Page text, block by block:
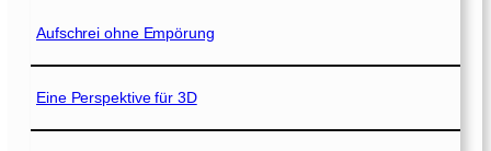
Aufschrei ohne Empörung
Eine Perspektive für 3D